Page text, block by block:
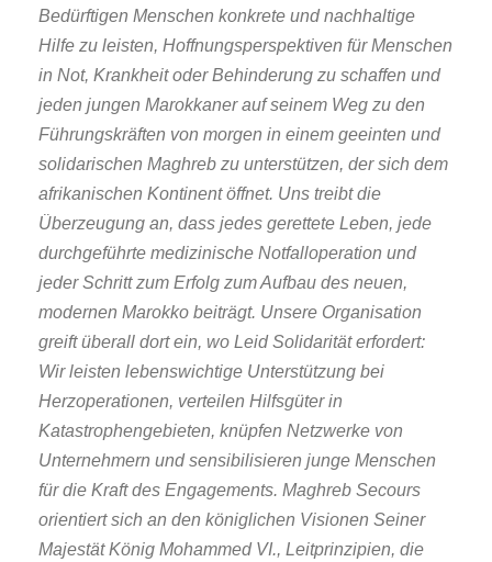
Bedürftigen Menschen konkrete und nachhaltige
Hilfe zu leisten, Hoffnungsperspektiven für Menschen
in Not, Krankheit oder Behinderung zu schaffen und
jeden jungen Marokkaner auf seinem Weg zu den
Führungskräften von morgen in einem geeinten und
solidarischen Maghreb zu unterstützen, der sich dem
afrikanischen Kontinent öffnet. Uns treibt die
Überzeugung an, dass jedes gerettete Leben, jede
durchgeführte medizinische Notfalloperation und
jeder Schritt zum Erfolg zum Aufbau des neuen,
modernen Marokko beiträgt. Unsere Organisation
greift überall dort ein, wo Leid Solidarität erfordert:
Wir leisten lebenswichtige Unterstützung bei
Herzoperationen, verteilen Hilfsgüter in
Katastrophengebieten, knüpfen Netzwerke von
Unternehmern und sensibilisieren junge Menschen
für die Kraft des Engagements. Maghreb Secours
orientiert sich an den königlichen Visionen Seiner
Majestät König Mohammed VI., Leitprinzipien, die